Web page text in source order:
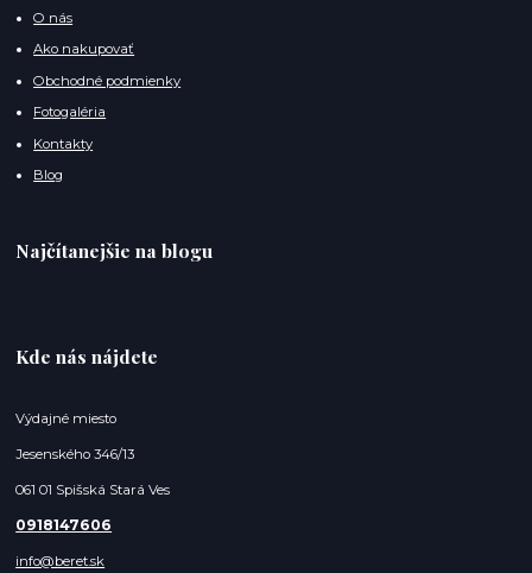
O nás
Ako nakupovať
Obchodné podmienky
Fotogaléria
Kontakty
Blog
Najčítanejšie na blogu
Kde nás nájdete
Výdajné miesto
Jesenského 346/13
061 01 Spišská Stará Ves
0918147606
info@beret.sk